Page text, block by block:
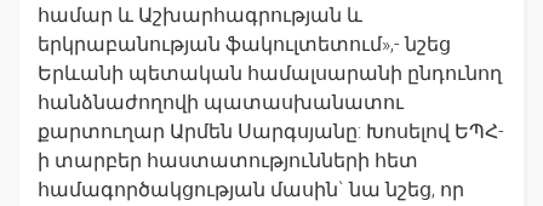
համար և Աշխարհագրության և
երկրաբանության ֆակուլտետում»,- նշեց
Երևանի պետական համալսարանի ընդունող
հանձնաժողովի պատասխանատու
քարտուղար Արմեն Սարգսյանը: Խոսելով ԵՊՀ-
ի տարբեր հաստատությունների հետ
համագործակցության մասին` նա նշեց, որ